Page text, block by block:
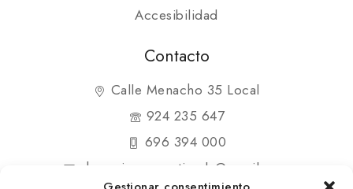
Accesibilidad
Contacto
Calle Menacho 35 Local
924 235 647
696 394 000
shopmipequenatienda@gmail.com